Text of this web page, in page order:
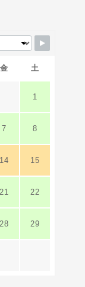
金 土
1
7 8
14 15
21 22
28 29